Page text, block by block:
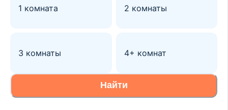
1 комната 2 комнаты
3 комнаты 4+ комнат
Найти